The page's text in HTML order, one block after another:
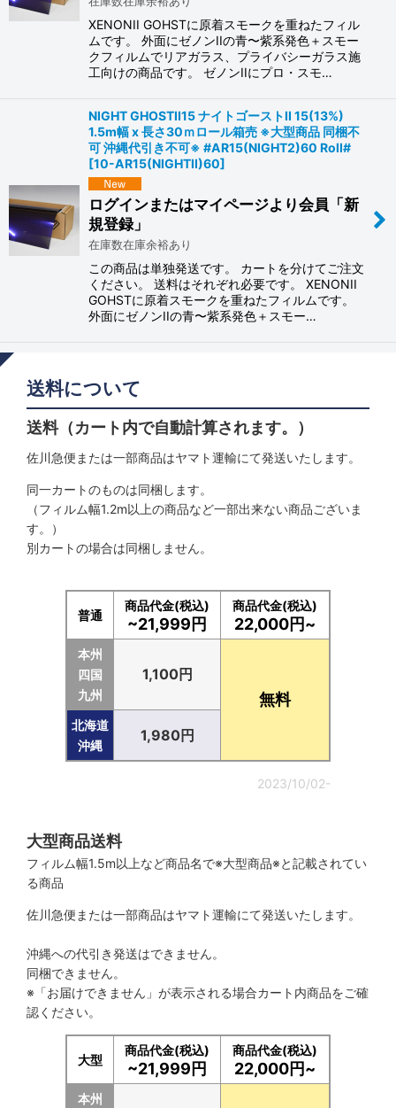
XENONII GOHSTに原着スモークを重ねたフィル
ムです。 外面にゼノンIIの青〜紫系発色＋スモー
クフィルムでリアガラス、プライバシーガラス施
工向けの商品です。 ゼノンIIにプロ・スモ…
NIGHT GHOSTII15 ナイトゴーストII 15(13%)
1.5m幅 x 長さ30ｍロール箱売 ※大型商品 同梱不
可 沖縄代引き不可※ #AR15(NIGHT2)60 Roll#
[10-AR15(NIGHTII)60]
ログインまたはマイページより会員「新
規登録」
在庫数在庫余裕あり
この商品は単独発送です。 カートを分けてご注文
ください。 送料はそれぞれ必要です。 XENONII
GOHSTに原着スモークを重ねたフィルムです。
外面にゼノンIIの青〜紫系発色＋スモー…
送料について
送料（カート内で自動計算されます。）
佐川急便または一部商品はヤマト運輸にて発送いたします。
同一カートのものは同梱します。
（フィルム幅1.2m以上の商品など一部出来ない商品ございま
す。）
別カートの場合は同梱しません。
普通
商品代金(税込)
~21,999円
商品代金(税込)
22,000円~
本州
四国
九州
1,100円
無料
北海道
沖縄
1,980円
2023/10/02-
大型商品送料
フィルム幅1.5m以上など商品名で※大型商品※と記載されてい
る商品
佐川急便または一部商品はヤマト運輸にて発送いたします。
沖縄への代引き発送はできません。
同梱できません。
※「お届けできません」が表示される場合カート内商品をご確
認ください。
大型
商品代金(税込)
~21,999円
商品代金(税込)
22,000円~
本州